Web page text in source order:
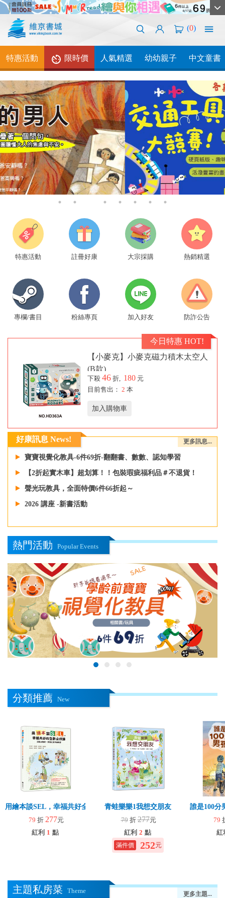
(0)
特惠活動 限時價 人氣精選 幼幼親子 中文童書
特惠活動 註冊好康 大宗採購 熱銷精選
專欄/書目 粉絲專頁 加入好友 防詐公告
今日特惠 HOT!
【小麥克】小麥克磁力積木太空人
(B款)
下殺 46 折, 180 元
目前售出： 2 本
加入購物車
好康訊息 News! 更多訊息...
寶寶視覺化教具-6件69折-翻翻書、數數、認知學習
【2折起實木車】超划算！！包裝瑕疵福利品＃不退貨！
聲光玩教具，全面特價6件66折起～
2026 講座 -新書活動
熱門活動 Popular Events
分類推薦 New
用繪本談SEL，幸福共好全齡必修課
79 折 277元
紅利 1 點
青蛙樂樂1我想交朋友
79 折277元
紅利 2 點
252元
誰是100
79
紅
主題私房菜 Theme 更多主題...